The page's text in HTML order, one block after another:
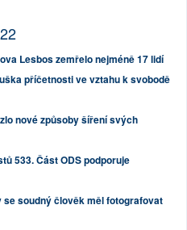
Lesbos zemřelo nejméně 17 lidí
příčetnosti ve vztahu k svobodě
nové způsoby šíření svých
533. Část ODS podporuje
se soudný člověk měl fotografovat